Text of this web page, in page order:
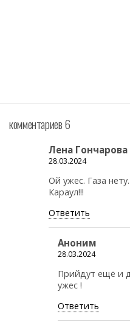
комментариев 6
Лена Гончарова
28.03.2024
Ой ужес. Газа
Караул!!!
Ответить
Аноним
28.03.2024
Прийдут ещё и
ужес !
Ответить